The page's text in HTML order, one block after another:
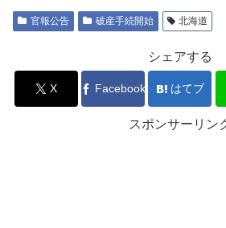
官報公告 破産手続開始 北海道
シェアする
X Facebook はてブ
スポンサーリン